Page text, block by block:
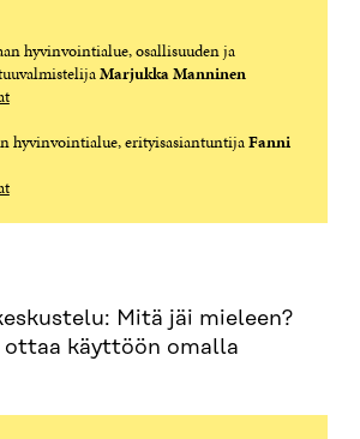
hyvinvointialue, osallisuuden ja
Marjukka Manninen
hyvinvointialue, erityisasiantuntijaFanni
Mitä jäi mieleen?
ottaa käyttöön omalla